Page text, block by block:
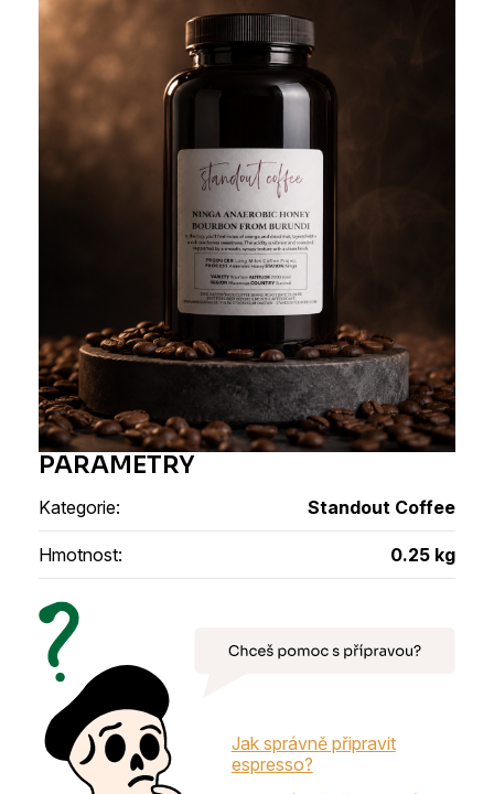
Kategorie: Standout Coffee
Hmotnost: 0.25 kg
Jak správně připravit
espresso?